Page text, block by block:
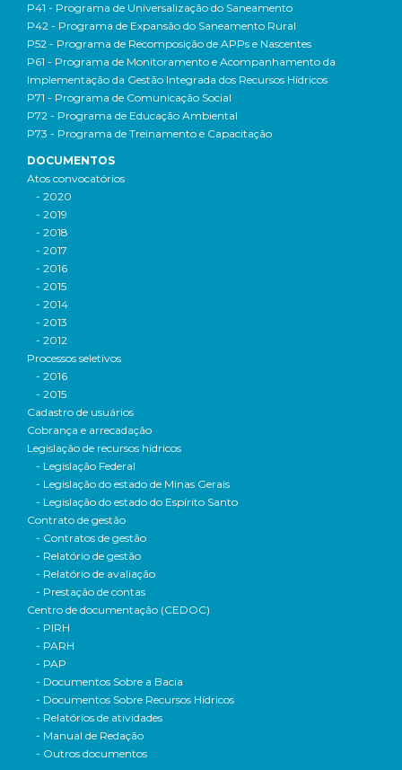
P41 - Programa de Universalização do Saneamento
P42 - Programa de Expansão do Saneamento Rural
P52 - Programa de Recomposição de APPs e Nascentes
P61 - Programa de Monitoramento e Acompanhamento da
Implementação da Gestão Integrada dos Recursos Hídricos
P71 - Programa de Comunicação Social
P72 - Programa de Educação Ambiental
P73 - Programa de Treinamento e Capacitação
DOCUMENTOS
Atos convocatórios
- 2020
- 2019
- 2018
- 2017
- 2016
- 2015
- 2014
- 2013
- 2012
Processos seletivos
- 2016
- 2015
Cadastro de usuários
Cobrança e arrecadação
Legislação de recursos hídricos
- Legislação Federal
- Legislação do estado de Minas Gerais
- Legislação do estado do Espírito Santo
Contrato de gestão
- Contratos de gestão
- Relatório de gestão
- Relatório de avaliação
- Prestação de contas
Centro de documentação (CEDOC)
- PIRH
- PARH
- PAP
- Documentos Sobre a Bacia
- Documentos Sobre Recursos Hídricos
- Relatórios de atividades
- Manual de Redação
- Outros documentos